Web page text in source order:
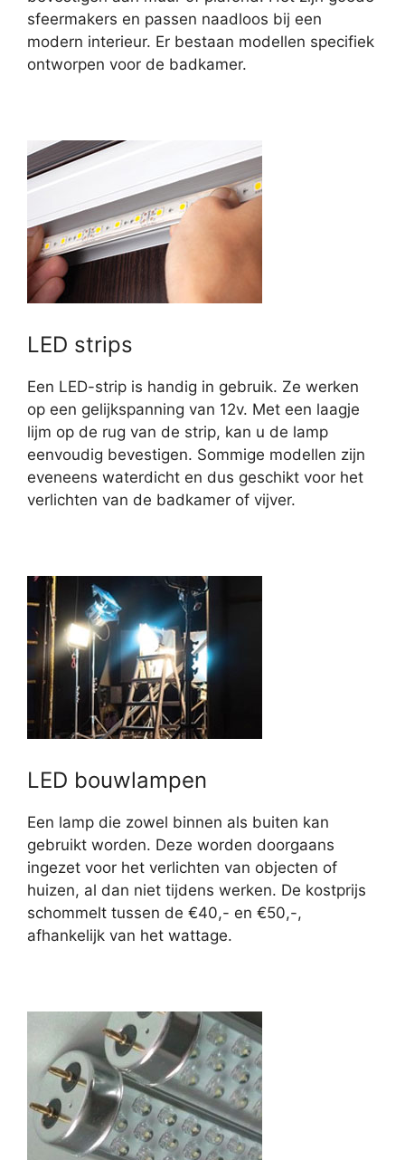
sfeermakers en passen naadloos bij een
modern interieur. Er bestaan modellen specifiek
ontworpen voor de badkamer.
LED strips
Een LED-strip is handig in gebruik. Ze werken
op een gelijkspanning van 12v. Met een laagje
lijm op de rug van de strip, kan u de lamp
eenvoudig bevestigen. Sommige modellen zijn
eveneens waterdicht en dus geschikt voor het
verlichten van de badkamer of vijver.
LED bouwlampen
Een lamp die zowel binnen als buiten kan
gebruikt worden. Deze worden doorgaans
ingezet voor het verlichten van objecten of
huizen, al dan niet tijdens werken. De kostprijs
schommelt tussen de €40,- en €50,-,
afhankelijk van het wattage.